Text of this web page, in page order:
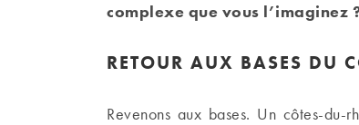
complexe que vous l’imaginez
RETOUR AUX BASES DU
Revenons aux bases. Un côtes-du-